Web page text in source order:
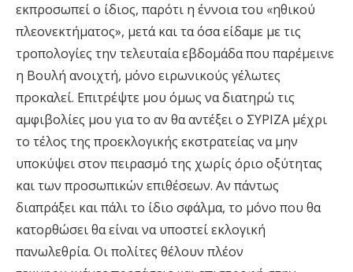
εκπροσωπεί ο ίδιος, παρότι η έννοια του «ηθικού
πλεονεκτήματος», μετά και τα όσα είδαμε με τις
τροπολογίες την τελευταία εβδομάδα που παρέμεινε
η Βουλή ανοιχτή, μόνο ειρωνικούς γέλωτες
προκαλεί. Επιτρέψτε μου όμως να διατηρώ τις
αμφιβολίες μου για το αν θα αντέξει ο ΣΥΡΙΖΑ μέχρι
το τέλος της προεκλογικής εκστρατείας να μην
υποκύψει στον πειρασμό της χωρίς όριο οξύτητας
και των προσωπικών επιθέσεων. Αν πάντως
διαπράξει και πάλι το ίδιο σφάλμα, το μόνο που θα
κατορθώσει θα είναι να υποστεί εκλογική
πανωλεθρία. Οι πολίτες θέλουν πλέον